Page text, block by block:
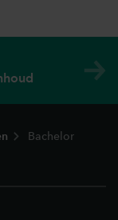
Bachelor